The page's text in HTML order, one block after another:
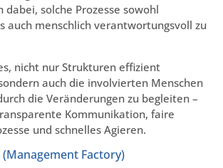
dabei, solche Prozesse sowohl
auch menschlich verantwortungsvoll zu
nicht nur Strukturen effizient
auch die involvierten Menschen
die Veränderungen zu begleiten –
Kommunikation, faire
und schnelles Agieren.
Factory)